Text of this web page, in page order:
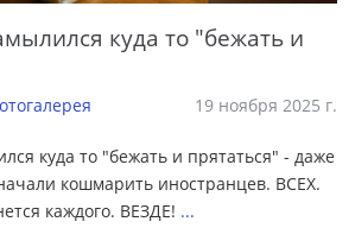
куда то "бежать и
19 ноября 2025 г.
куда то "бежать и прятаться" - даже
кошмарить иностранцев. ВСЕХ.
каждого. ВЕЗДЕ! ...